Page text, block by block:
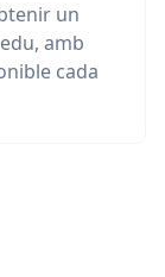
un
amb
cada